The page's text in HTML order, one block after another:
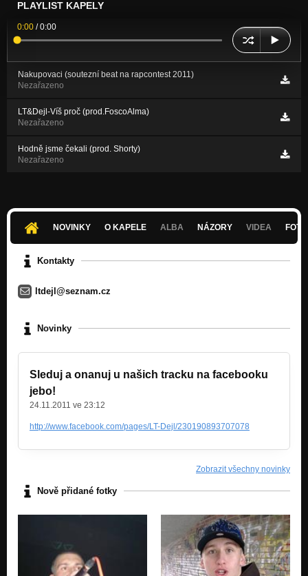
PLAYLIST KAPELY
0:00 /0:00
Nakupovaci (soutezní beat na rapcontest 2011)
Nezařazeno
LT&Dejl-Víš proč (prod.FoscoAlma)
Nezařazeno
Hodně jsme čekali (prod. Shorty)
Nezařazeno
NOVINKY O KAPELE ALBA NÁZORY VIDEA
Kontakty
ltdejl@seznam.cz
Novinky
Sleduj a onanuj u našich tracku na facebooku
jebo!
24.11.2011 ve 23:12
http://www.facebook.com/pages/LT-Dejl/230190893707078
Zobrazit všechny novinky
Nově přidané fotky